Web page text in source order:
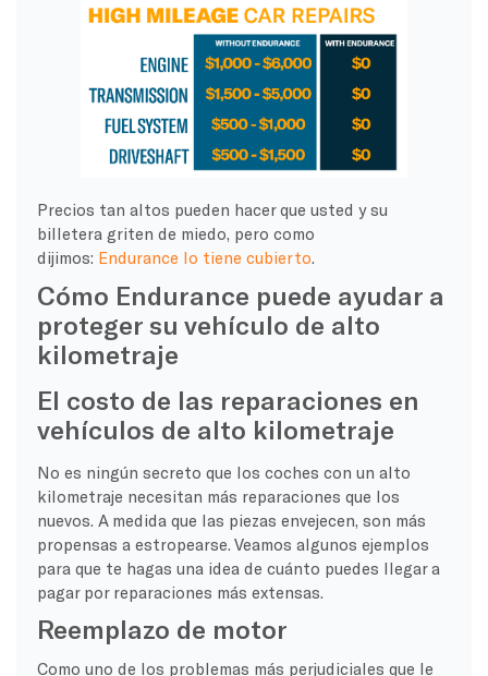
Precios tan altos pueden hacer que usted y su
billetera griten de miedo, pero como
dijimos: Endurance lo tiene cubierto.
Cómo Endurance puede ayudar a
proteger su vehículo de alto
kilometraje
El costo de las reparaciones en
vehículos de alto kilometraje
No es ningún secreto que los coches con un alto
kilometraje necesitan más reparaciones que los
nuevos. A medida que las piezas envejecen, son más
propensas a estropearse. Veamos algunos ejemplos
para que te hagas una idea de cuánto puedes llegar a
pagar por reparaciones más extensas.
Reemplazo de motor
Como uno de los problemas más perjudiciales que le